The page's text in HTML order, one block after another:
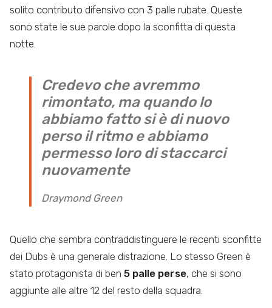
solito contributo difensivo con 3 palle rubate. Queste
sono state le sue parole dopo la sconfitta di questa
notte.
Credevo che avremmo
rimontato, ma quando lo
abbiamo fatto si è di nuovo
perso il ritmo e abbiamo
permesso loro di staccarci
nuovamente
Draymond Green
Quello che sembra contraddistinguere le recenti sconfitte
dei Dubs è una generale distrazione. Lo stesso Green è
stato protagonista di ben 5 palle perse, che si sono
aggiunte alle altre 12 del resto della squadra.